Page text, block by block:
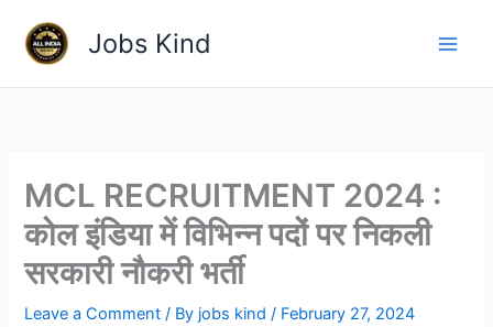
content
Jobs Kind
MCL RECRUITMENT 2024 :
कोल इंडिया में विभिन्न पदों पर निकली
सरकारी नौकरी भर्ती
Leave a Comment / By jobs kind/ February 27, 2024